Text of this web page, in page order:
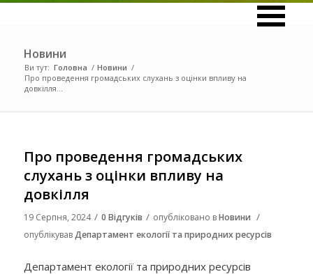
Новини
Ви тут: Головна / Новини /
Про проведення громадських слухань з оцінки впливу на
довкілля...
Про проведення громадських
слухань з оцінки впливу на
довкілля
19 Серпня, 2024 / 0 Відгуків / опубліковано вНовини /
опублікувавДепартамент екології та природних ресурсів
Департамент екології та природних ресурсів